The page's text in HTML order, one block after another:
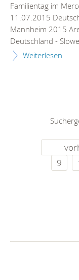
Familientag im
11.07.2015
Mannheim 2015
Deutschland -
Weiterlesen
9